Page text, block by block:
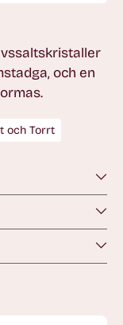
och en
och Torrt